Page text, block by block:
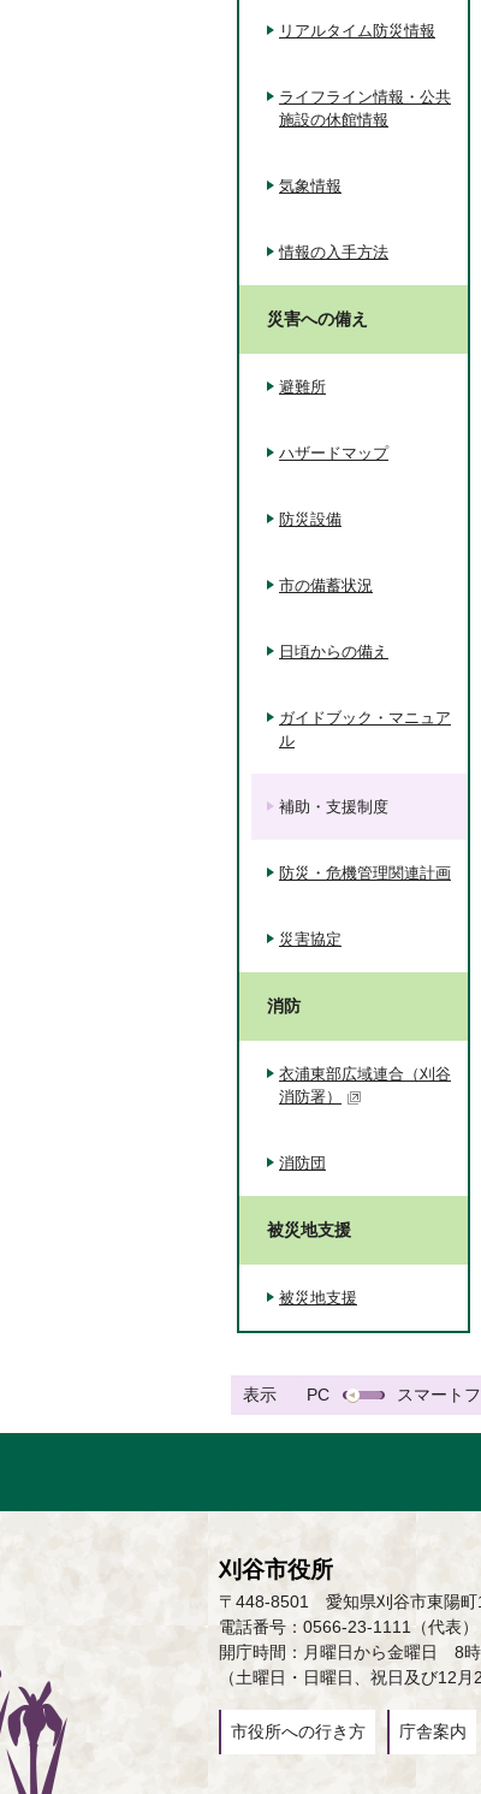
リアルタイム防災情報
ライフライン情報・公共
施設の休館情報
気象情報
情報の入手方法
災害への備え
避難所
ハザードマップ
防災設備
市の備蓄状況
日頃からの備え
ガイドブック・マニュア
ル
補助・支援制度
防災・危機管理関連計画
災害協定
消防
衣浦東部広域連合（刈谷
消防署）
消防団
被災地支援
被災地支援
表示 PC スマート
刈谷市役所
〒448-8501 愛知県刈谷市東陽町
電話番号：0566-23-1111（代表）
開庁時間：月曜日から金曜日 8
（土曜日・日曜日、祝日及び12月
市役所への行き方 庁舎案内